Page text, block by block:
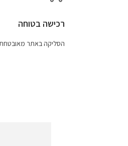
רכישה בטוחה
הסליקה באתר מאובטחת